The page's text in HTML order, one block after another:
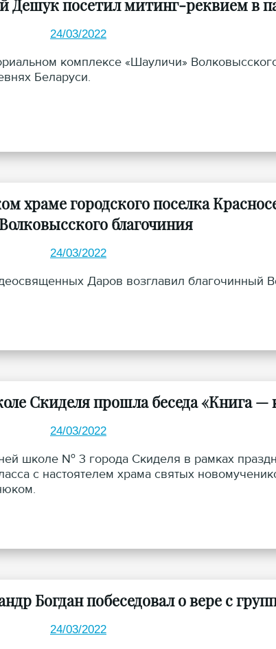
Дешук посетил митинг-реквием в
24/03/2022
комплексе «Шауличи»
Беларуси.
храме городского поселка
благочиния
24/03/2022
Даров возглавил благочинный
Скиделя прошла беседа «Книга —
24/03/2022
школе № 3 города Скиделя в рамках
с настоятелем храма святых
Богдан побеседовал о вере с
24/03/2022